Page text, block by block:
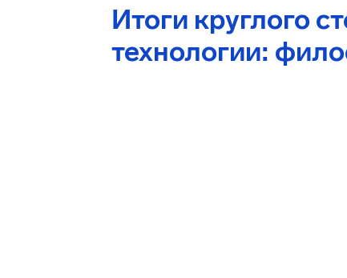
Итоги круглого
технологии: